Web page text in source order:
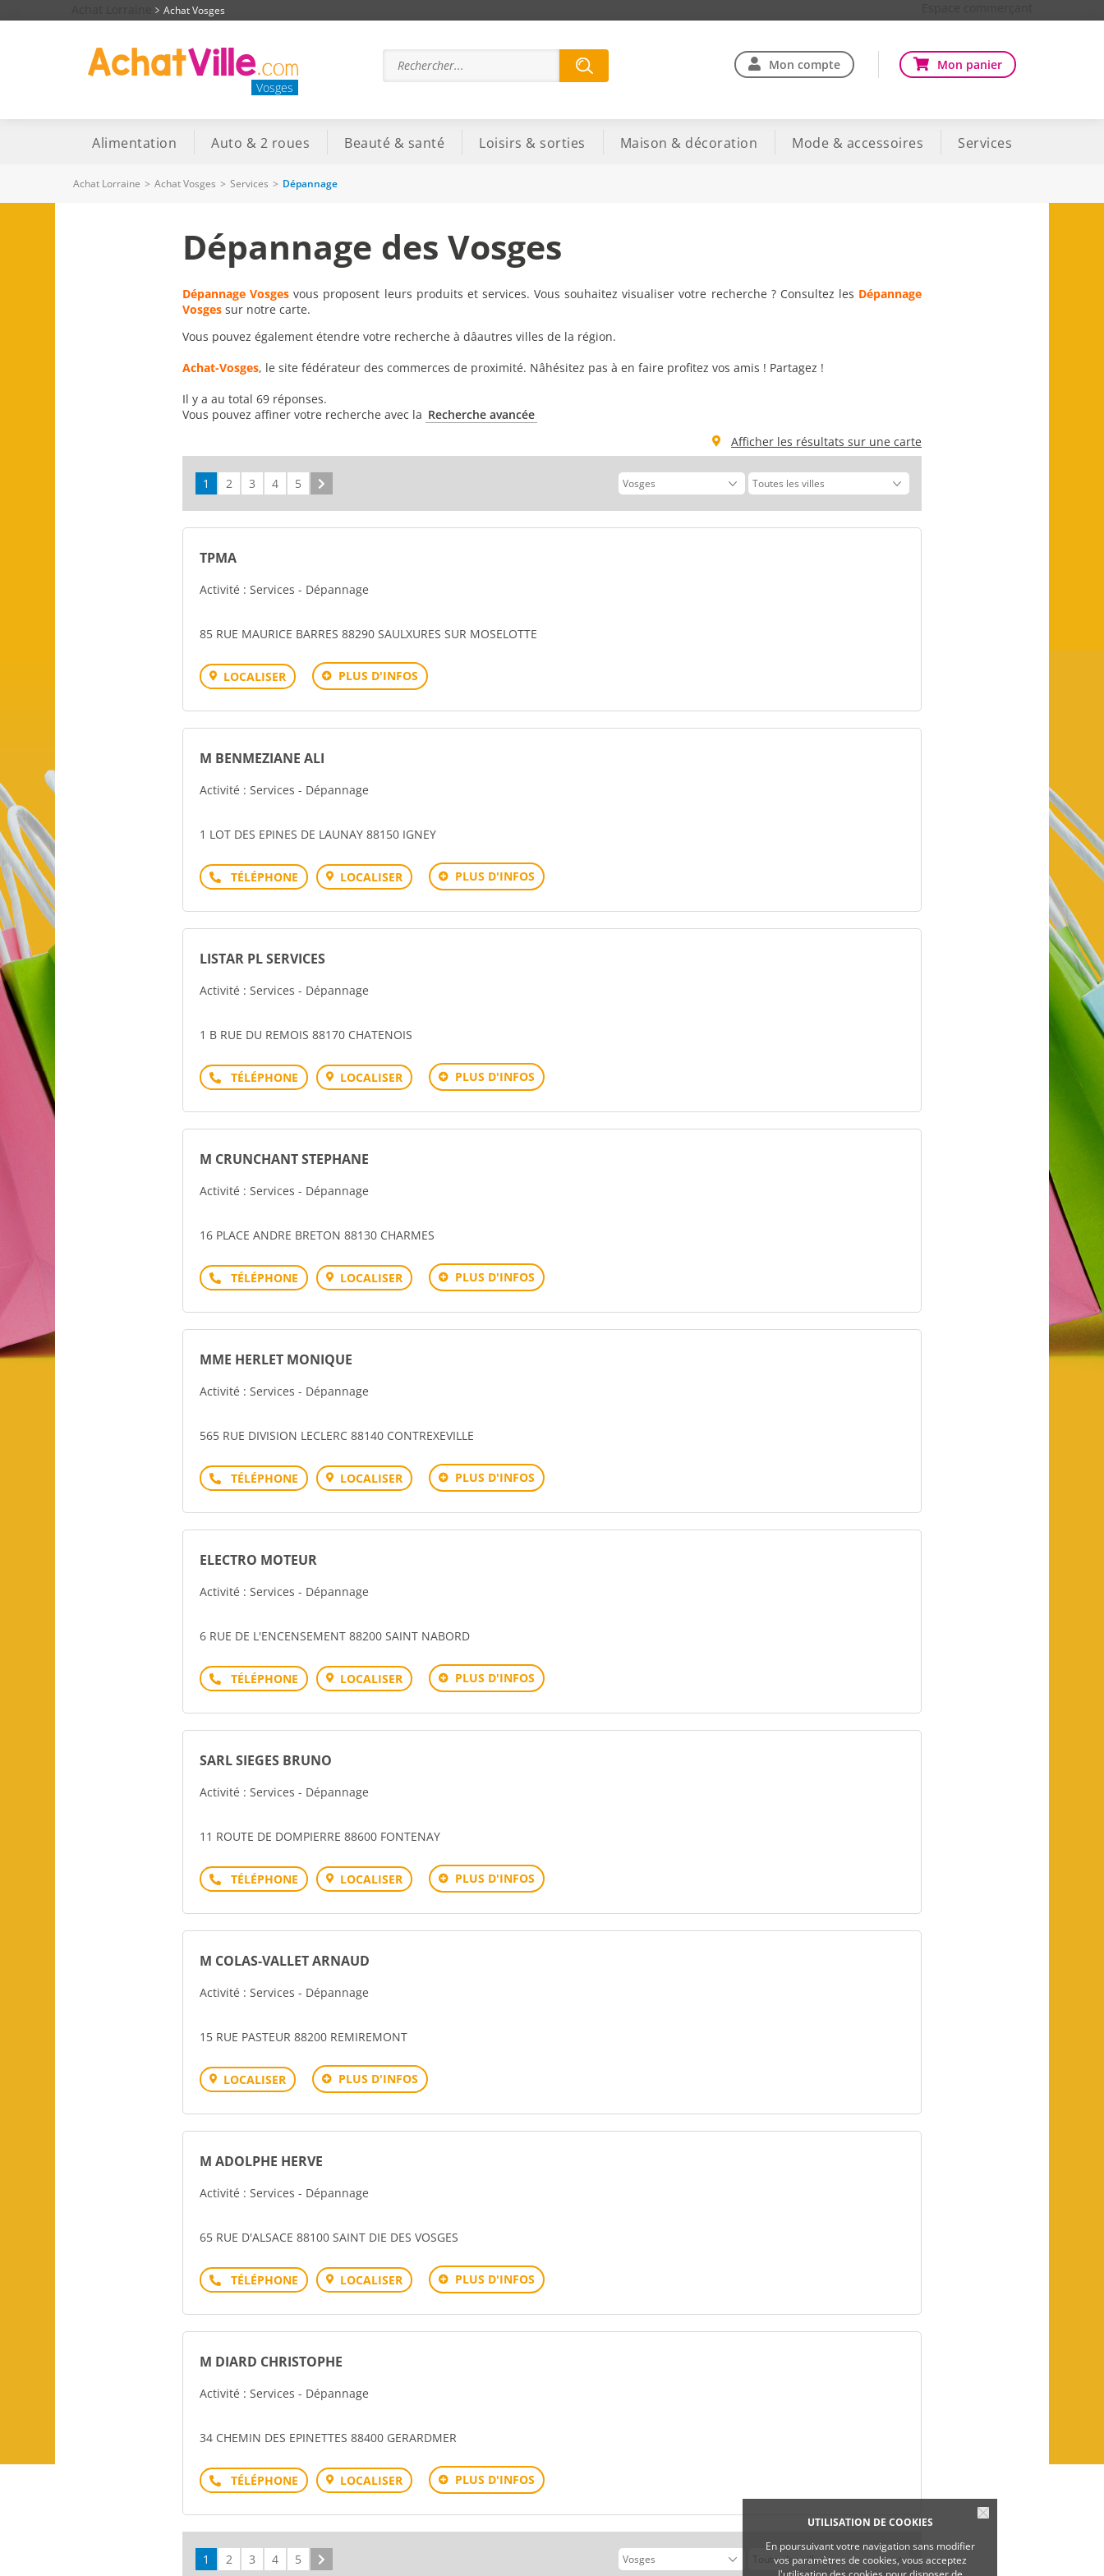
UTILISATION DE COOKIES
En poursuivant votre navigation sans modifier
vos paramètres de cookies, vous acceptez
Achat Vosges
Vosges
Mon compte Mon panier
Alimentation Auto & 2 roues Beauté & santé Loisirs & sorties Maison & décoration Mode & accessoires Services
Achat Lorraine > Achat Vosges > Services > Dépannage
Dépannage des Vosges
Dépannage Vosges vous proposent leurs produits et services. Vous souhaitez visualiser votre recherche ? Consultez les Dépannage
Vosges sur notre carte.
Vous pouvez également étendre votre recherche à dâautres villes de la région.
Achat-Vosges, le site fédérateur des commerces de proximité. Nâhésitez pas à en faire profitez vos amis ! Partagez !
Il y a au total 69 réponses.
Vous pouvez affiner votre recherche avec la Recherche avancée
Afficher les résultats sur une carte
1 2 3 4 5
TPMA
Activité : Services - Dépannage
85 RUE MAURICE BARRES 88290 SAULXURES SUR MOSELOTTE
LOCALISER PLUS D'INFOS
M BENMEZIANE ALI
Activité : Services - Dépannage
1 LOT DES EPINES DE LAUNAY 88150 IGNEY
Téléphone LOCALISER PLUS D'INFOS
LISTAR PL SERVICES
Activité : Services - Dépannage
1 B RUE DU REMOIS 88170 CHATENOIS
Téléphone LOCALISER PLUS D'INFOS
M CRUNCHANT STEPHANE
Activité : Services - Dépannage
16 PLACE ANDRE BRETON 88130 CHARMES
Téléphone LOCALISER PLUS D'INFOS
MME HERLET MONIQUE
Activité : Services - Dépannage
565 RUE DIVISION LECLERC 88140 CONTREXEVILLE
Téléphone LOCALISER PLUS D'INFOS
ELECTRO MOTEUR
Activité : Services - Dépannage
6 RUE DE L'ENCENSEMENT 88200 SAINT NABORD
Téléphone LOCALISER PLUS D'INFOS
SARL SIEGES BRUNO
Activité : Services - Dépannage
11 ROUTE DE DOMPIERRE 88600 FONTENAY
Téléphone LOCALISER PLUS D'INFOS
M COLAS-VALLET ARNAUD
Activité : Services - Dépannage
15 RUE PASTEUR 88200 REMIREMONT
LOCALISER PLUS D'INFOS
M ADOLPHE HERVE
Activité : Services - Dépannage
65 RUE D'ALSACE 88100 SAINT DIE DES VOSGES
Téléphone LOCALISER PLUS D'INFOS
M DIARD CHRISTOPHE
Activité : Services - Dépannage
34 CHEMIN DES EPINETTES 88400 GERARDMER
Téléphone LOCALISER PLUS D'INFOS
1 2 3 4 5